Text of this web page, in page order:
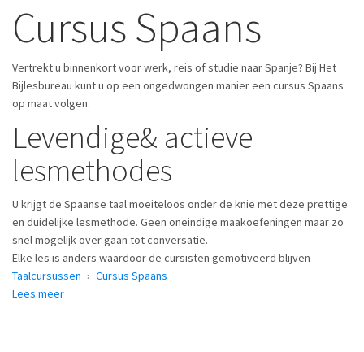
Cursus Spaans
Vertrekt u binnenkort voor werk, reis of studie naar Spanje? Bij Het
Bijlesbureau kunt u op een ongedwongen manier een cursus Spaans
op maat volgen.
Levendige& actieve
lesmethodes
U krijgt de Spaanse taal moeiteloos onder de knie met deze prettige
en duidelijke lesmethode. Geen oneindige maakoefeningen maar zo
snel mogelijk over gaan tot conversatie.
Elke les is anders waardoor de cursisten gemotiveerd blijven
Taalcursussen › Cursus Spaans
Lees meer